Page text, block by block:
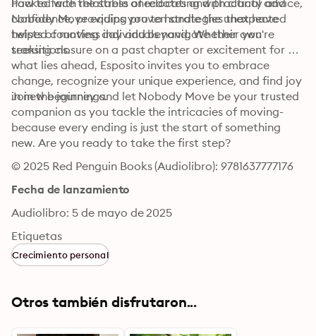
how to face the stress of relocating with clarity and
confidence, providing proven strategies that have
helped countless individuals navigate their own
transitions.
Packed with relatable anecdotes and practical advice,
Nobody Move equips you to handle the unexpected
twists of moving day and beyond. Whether you're
seeking closure on a past chapter or excitement for
what lies ahead, Esposito invites you to embrace
change, recognize your unique experience, and find joy
in new beginnings.
Join the journey and let Nobody Move be your trusted
companion as you tackle the intricacies of moving-
because every ending is just the start of something
new. Are you ready to take the first step?
© 2025 Red Penguin Books (Audiolibro): 9781637777176
Fecha de lanzamiento
Audiolibro: 5 de mayo de 2025
Etiquetas
Crecimiento personal
Otros también disfrutaron...